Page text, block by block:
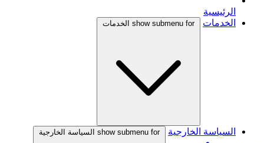
الرئيسية
الخدمات
show submenu for الخدمات
السياسة الخارجية show submenu for السياسة الخارجية